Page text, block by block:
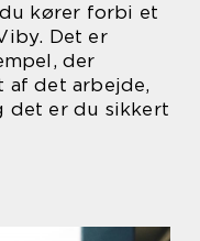
du kører forbi et
Det er
der
det arbejde,
det er du sikkert